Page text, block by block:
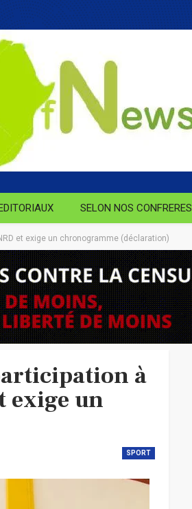
SELON NOS CONFRERES
et exige un chronogramme (déclaration)
à
exige un
SPORT